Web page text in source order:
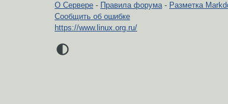
О Сервере - Правила форума- Разметка
Сообщить об ошибке
https://www.linux.org.ru/